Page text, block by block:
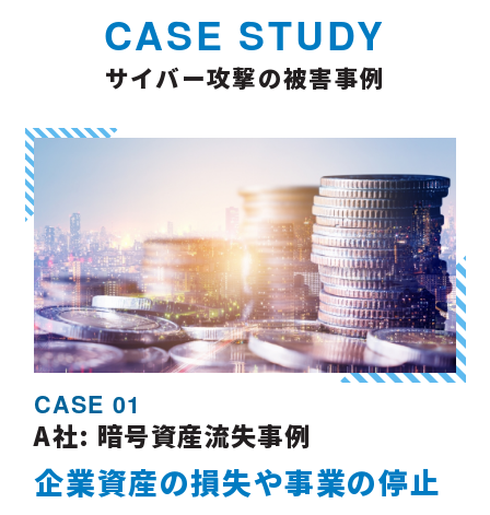
CASE STUDY
サイバー攻撃の被害事例
CASE 01
A社: 暗号資産流失事例
企業資産の損失や事業の停止